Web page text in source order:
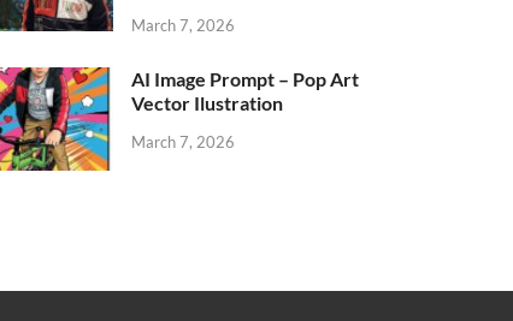
March 7, 2026
AI Image Prompt – Pop Art
Vector Ilustration
March 7, 2026